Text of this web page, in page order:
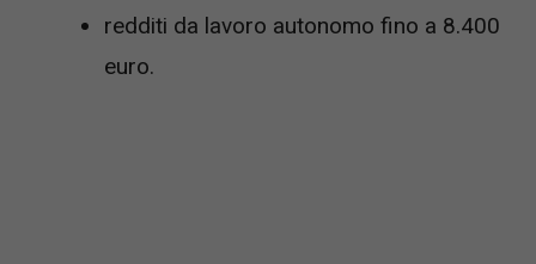
redditi da lavoro autonomo fino a 8.400
euro.